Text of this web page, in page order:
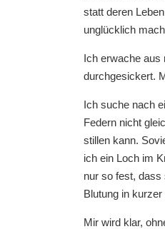
statt deren
unglücklich
Ich erwache aus
durchgesickert.
Ich suche nach
Federn nicht
stillen kann.
ich ein Loch im
nur so fest, dass
Blutung in
Mir wird klar,